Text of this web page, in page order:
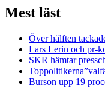
Mest läst
Över hälften
Lars Lerin och pr-
SKR hämtar
Burson upp 19